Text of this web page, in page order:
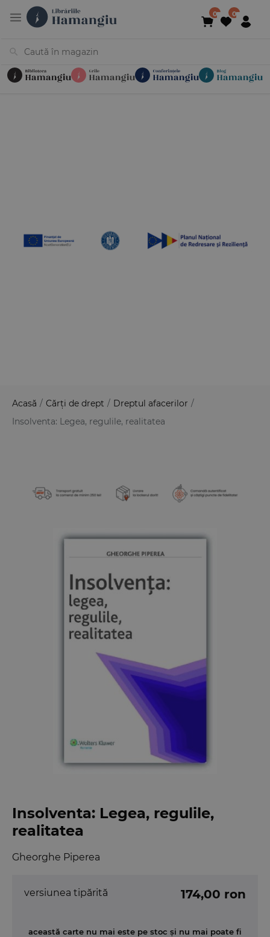
Acasă / Cărți de drept / Dreptul afacerilor /
Insolventa: Legea, regulile, realitatea
Insolventa: Legea, regulile,
realitatea
Gheorghe Piperea
versiunea tipărită 174,00 ron
această carte nu mai este pe stoc și nu mai poate fi